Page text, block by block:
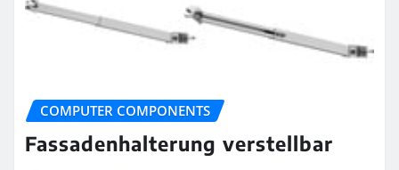
COMPUTER COMPONENTS
Fassadenhalterung verstellbar